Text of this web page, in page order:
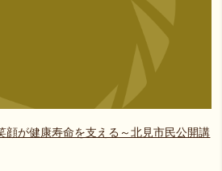
顔が健康寿命を支える～北見市民公開講